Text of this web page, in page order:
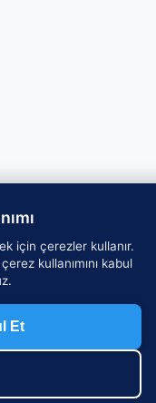
için çerezler kullanır.
kullanımını kabul
Et